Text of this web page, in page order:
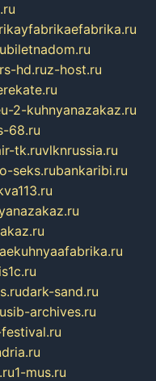
biletnadom.ru
hd.ruz-host.ru
2-kuhnyanazakaz.ru
68.ru
tk.ruvlknrussia.ru
seks.rubankaribi.ru
dark-sand.ru
sib-archives.ru
1-mus.ru